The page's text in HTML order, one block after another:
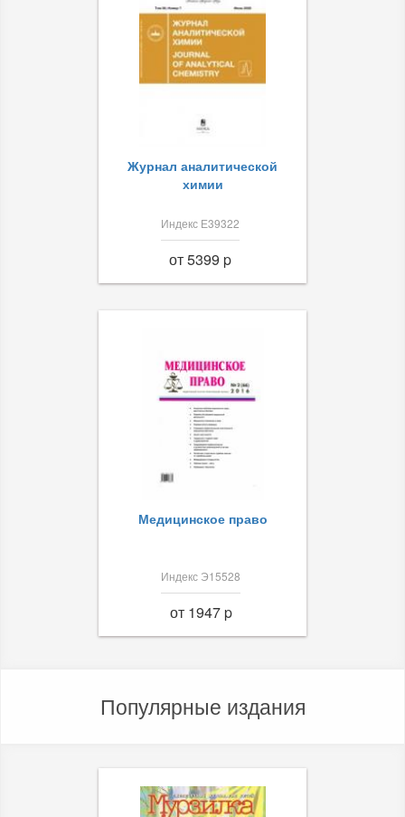
Журнал аналитической
химии
Индекс Е39322
от 5399 p
Медицинское право
Индекс Э15528
от 1947 p
Популярные издания